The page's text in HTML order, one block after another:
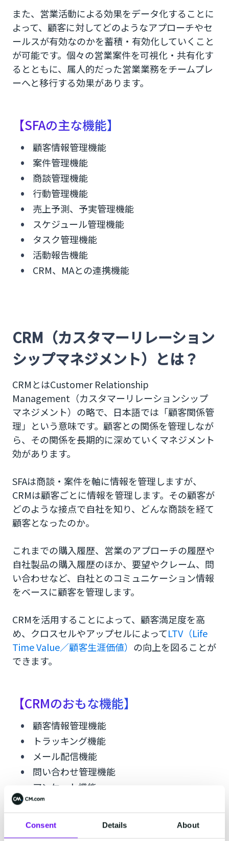
Consent Details About
また、営業活動による効果をデータ化することに
よって、顧客に対してどのようなアプローチやセ
ールスが有効なのかを蓄積・有効化していくこと
が可能です。個々の営業案件を可視化・共有化す
るとともに、属人的だった営業業務をチームプレ
ーへと移行する効果があります。
【SFAの主な機能】
顧客情報管理機能
案件管理機能
商談管理機能
行動管理機能
売上予測、予実管理機能
スケジュール管理機能
タスク管理機能
活動報告機能
CRM、MAとの連携機能
CRM（カスタマーリレーション
シップマネジメント）とは？
CRMとはCustomer Relationship
Management（カスタマーリレーションシップ
マネジメント）の略で、日本語では「顧客関係管
理」という意味です。顧客との関係を管理しなが
ら、その関係を長期的に深めていくマネジメント
効があります。
SFAは商談・案件を軸に情報を管理しますが、
CRMは顧客ごとに情報を管理します。その顧客が
どのような接点で自社を知り、どんな商談を経て
顧客となったのか。
これまでの購入履歴、営業のアプローチの履歴や
自社製品の購入履歴のほか、要望やクレーム、問
い合わせなど、自社とのコミュニケーション情報
をベースに顧客を管理します。
CRMを活用することによって、顧客満足度を高
め、クロスセルやアップセルによってLTV（Life
Time Value／顧客生涯価値） の向上を図ることが
できます。
【CRMのおもな機能】
顧客情報管理機能
トラッキング機能
メール配信機能
問い合わせ管理機能
アンケート機能
セミナー、イベントの管理機能
レポート機能
CTI機能